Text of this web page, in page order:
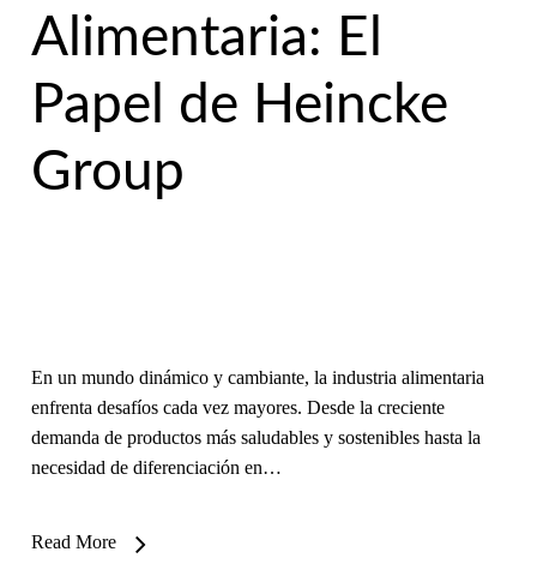
Alimentaria: El
Papel de Heincke
Group
En un mundo dinámico y cambiante, la industria alimentaria
enfrenta desafíos cada vez mayores. Desde la creciente
demanda de productos más saludables y sostenibles hasta la
necesidad de diferenciación en…
Read More